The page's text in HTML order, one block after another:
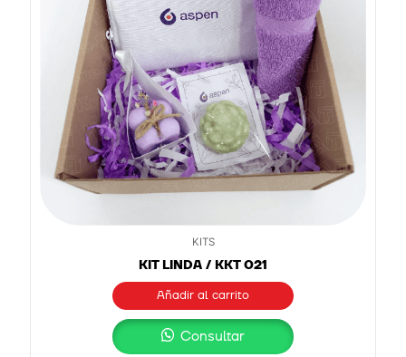
KITS
KIT LINDA / KKT 021
Añadir al carrito
Consultar